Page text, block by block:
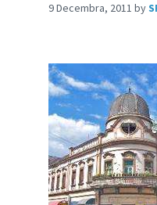
9 Decembra, 2011 by